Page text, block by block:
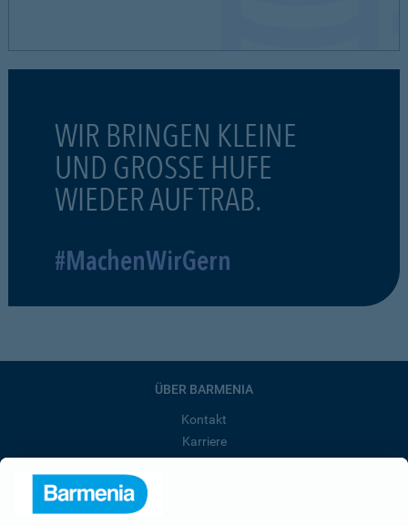
WIR BRINGEN KLEINE
UND GROSSE HUFE
WIEDER AUF TRAB.
#MachenWirGern
ÜBER BARMENIA
Kontakt
Karriere